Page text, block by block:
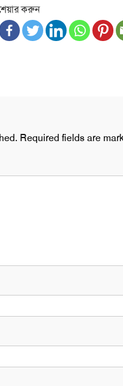
করুন
Required fields are